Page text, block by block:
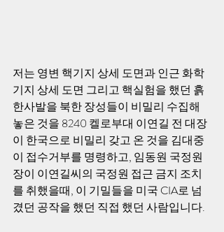
저는 영변 핵기지 상세 도면과 인근 화학
기지 상세 도면 그리고 핵실험을 했던 흙
한사발을 북한 장성들이 비밀리 수집해
놓은 것을 8240 켈로부대 이연길 전 대장
이 한국으로 비밀리 갖고 온 것을 김대중
이 접수거부를 명령하고, 임동원 국정원
장이 이연길씨의 국정원 접근 금지 조치
를 취했을때, 이 기밀들을 미국 CIA로 넘
겼던 공작을 했던 직접 했던 사람입니다.